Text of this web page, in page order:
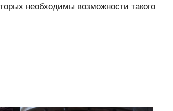
необходимы возможности такого